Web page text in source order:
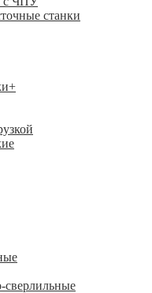
станки
+
сверлильные